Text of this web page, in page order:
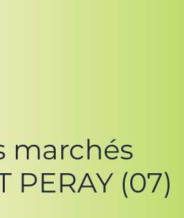
marchés
PERAY (07)